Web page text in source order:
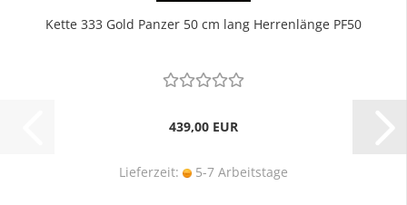
Kette 333 Gold Panzer 50 cm lang Herrenlänge PF50
439,00 EUR
Lieferzeit: 5-7 Arbeitstage